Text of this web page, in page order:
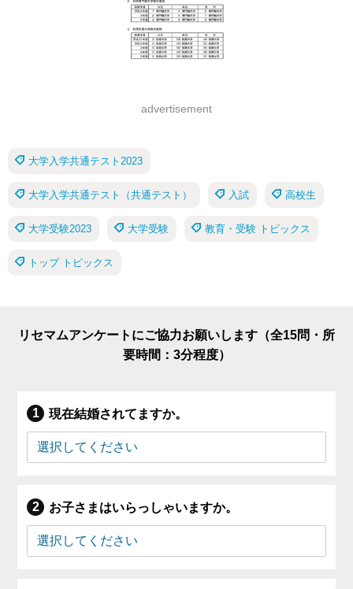
advertisement
大学入学共通テスト2023
大学入学共通テスト（共通テスト） 入試 高校生
大学受験2023 大学受験 教育・受験 トピックス
トップ トピックス
リセマムアンケートにご協力お願いします（全15問・所
要時間：3分程度）
現在結婚されてますか。
お子さまはいらっしゃいますか。